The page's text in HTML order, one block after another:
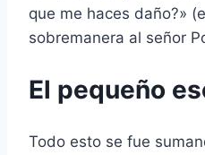
que me haces daño?»
sobremanera al señor
El pequeño
Todo esto se fue